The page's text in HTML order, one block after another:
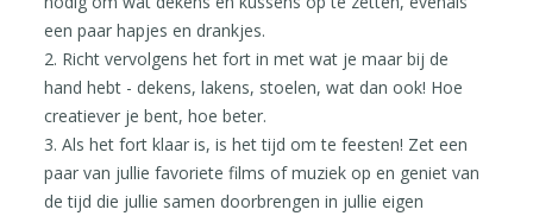
een paar hapjes en drankjes.
2. Richt vervolgens het fort in met wat je maar bij de
hand hebt - dekens, lakens, stoelen, wat dan ook! Hoe
creatiever je bent, hoe beter.
3. Als het fort klaar is, is het tijd om te feesten! Zet een
paar van jullie favoriete films of muziek op en geniet van
de tijd die jullie samen doorbrengen in jullie eigen